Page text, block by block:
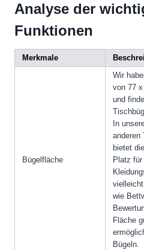
Analyse der
Funktionen
Merkmale
Bügelfläche
Wir
von 77
und
In
anderen
bietet
Platz
wie
Fläche
Bügeln.